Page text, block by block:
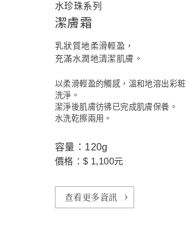
水珍珠系列
潔膚霜
乳狀質地柔滑輕盈，
充滿水潤地清潔肌膚。
以柔滑輕盈的觸感，溫和地溶出彩粧
洗淨。
潔淨後肌膚彷彿已完成肌膚保養。
水洗乾擦兩用。
容量：120g
價格：$ 1,100元
查看更多資訊